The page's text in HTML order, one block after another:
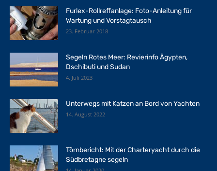
Furlex-Rollreffanlage: Foto-Anleitung für
Wartung und Vorstagtausch
23. Februar 2018
Segeln Rotes Meer: Revierinfo Ägypten,
Dschibuti und Sudan
4. Juli 2023
Unterwegs mit Katzen an Bord von Yachten
14. August 2022
Törnbericht: Mit der Charteryacht durch die
Südbretagne segeln